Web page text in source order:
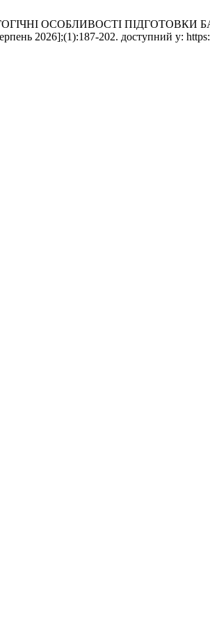
ОСОБЛИВОСТІ ПІДГОТОВКИ
2026];(1):187-202. доступний у: